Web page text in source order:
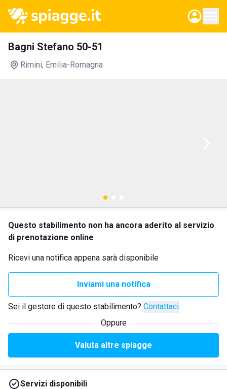
Bagni Stefano 50-51
Rimini, Emilia-Romagna
Questo stabilimento non ha ancora aderito al servizio
di prenotazione online
Ricevi una notifica appena sarà disponibile
Inviami una notifica
Sei il gestore di questo stabilimento? Contattaci
Oppure
Valuta altre spiagge
Servizi disponibili